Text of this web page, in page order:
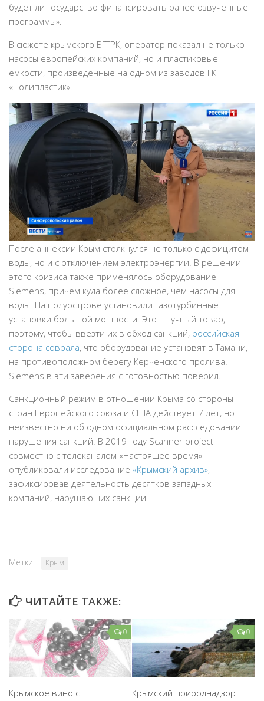
будет ли государство финансировать ранее озвученные
программы».
В сюжете крымского ВГТРК, оператор показал не только
насосы европейских компаний, но и пластиковые
емкости, произведенные на одном из заводов ГК
«Полипластик».
После аннексии Крым столкнулся не только с дефицитом
воды, но и с отключением электроэнергии. В решении
этого кризиса также применялось оборудование
Siemens, причем куда более сложное, чем насосы для
воды. На полуострове установили газотурбинные
установки большой мощности. Это штучный товар,
поэтому, чтобы ввезти их в обход санкций, российская
сторона соврала, что оборудование установят в Тамани,
на противоположном берегу Керченского пролива.
Siemens в эти заверения с готовностью поверил.
Санкционный режим в отношении Крыма со стороны
стран Европейского союза и США действует 7 лет, но
неизвестно ни об одном официальном расследовании
нарушения санкций. В 2019 году Scanner project
совместно с телеканалом «Настоящее время»
опубликовали исследование «Крымский архив»,
зафиксировав деятельность десятков западных
компаний, нарушающих санкции.
Метки: Крым
ЧИТАЙТЕ ТАКЖЕ:
0
Крымское вино с
0
Крымский природнадзор